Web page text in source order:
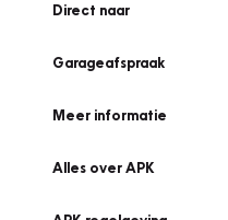
Direct naar
Garageafspraak
Meer informatie
Alles over APK